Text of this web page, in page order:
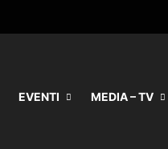
EVENTI MEDIA – TV